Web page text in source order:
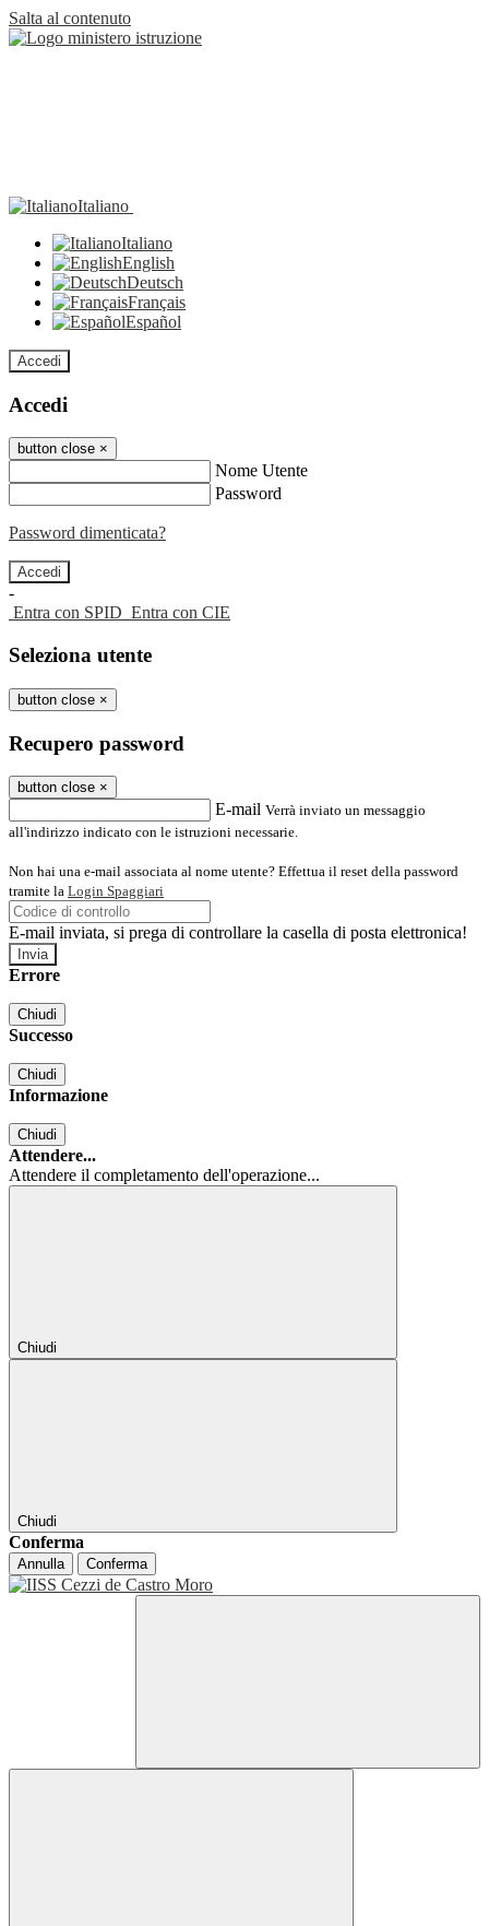
Salta al contenuto
Italiano
Italiano
English
Deutsch
Français
Español
Accedi
Accedi
button close ×
Nome Utente
Password
Password dimenticata?
-
Entra con SPID Entra con CIE
Seleziona utente
button close ×
Recupero password
button close ×
E-mail Verrà inviato un messaggio
all'indirizzo indicato con le istruzioni necessarie.
Non hai una e-mail associata al nome utente? Effettua il reset della password
tramite la Login Spaggiari
E-mail inviata, si prega di controllare la casella di posta elettronica!
Errore
Chiudi
Successo
Chiudi
Informazione
Chiudi
Attendere...
Attendere il completamento dell'operazione...
Chiudi
Chiudi
Conferma
Annulla Conferma